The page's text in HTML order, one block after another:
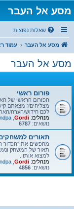
מסע אל העבר
שאלות נפוצות
מסע אל העבר עמוד
מסע אל העבר
פורום ראשי
הפורום הראשי של
מצליחים? מצאתם
לכם חידוש/הערה/
מנהלים: Gordi
נושאים: 6787
תאורים
מחפשים את "הכדור
תאור של המשחק
למצוא אותו...
מנהלים: Gordi
נושאים: 4856